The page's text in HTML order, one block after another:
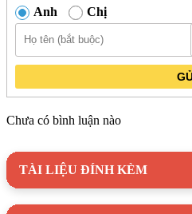
Anh Chị
Chưa có bình luận nào
TÀI LIỆU ĐÍNH KÈM